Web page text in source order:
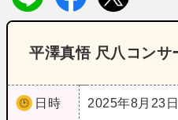
平澤真悟 尺八コンサ
日時
2025年8月23日